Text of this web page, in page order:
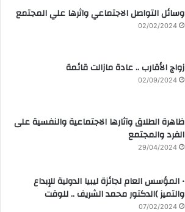
وسائل التواصل الاجتماعي واثرها علي المجتمع
02/02/2024
زواج الأقارب .. عادة مازالت قائمة
02/09/2024
ظاهرة الطلاق وآثارها الاجتماعية والنفسية على
الفرد والمجتمع
29/04/2024
• المؤسس العام لجائزة ليبيا الدولية للإبداع
والتميز )الدكتور محمد الشريف .. للوقت
07/02/2024